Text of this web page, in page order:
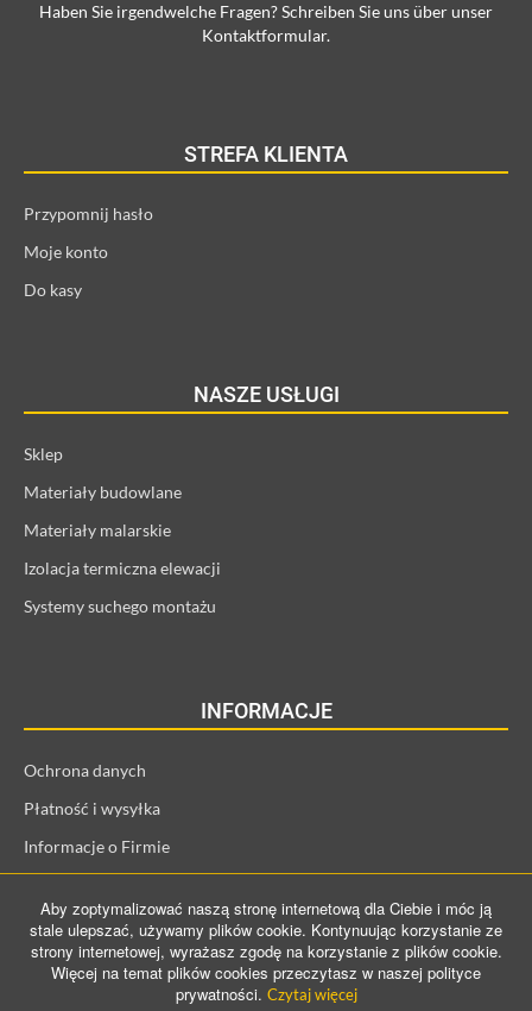
Haben Sie irgendwelche Fragen? Schreiben Sie uns über unser
Kontaktformular.
STREFA KLIENTA
Przypomnij hasło
Moje konto
Do kasy
NASZE USŁUGI
Sklep
Materiały budowlane
Materiały malarskie
Izolacja termiczna elewacji
Systemy suchego montażu
INFORMACJE
Ochrona danych
Płatność i wysyłka
Informacje o Firmie
Prawo odstąpienia od umowy
Aby zoptymalizować naszą stronę internetową dla Ciebie i móc ją
stale ulepszać, używamy plików cookie. Kontynuując korzystanie ze
strony internetowej, wyrażasz zgodę na korzystanie z plików cookie.
Więcej na temat plików cookies przeczytasz w naszej polityce
prywatności. Czytaj więcej